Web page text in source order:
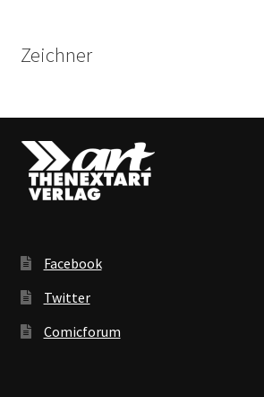
Zeichner
Facebook
Twitter
Comicforum